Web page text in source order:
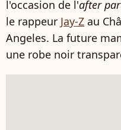
l'occasion de l'after
le rappeur Jay-Z au
Angeles. La future
une robe noir